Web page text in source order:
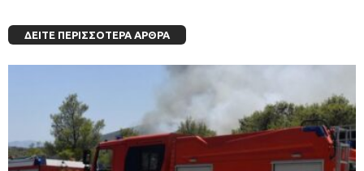
ΔΕΊΤΕ ΠΕΡΙΣΣΌΤΕΡΑ ΆΡΘΡΑ